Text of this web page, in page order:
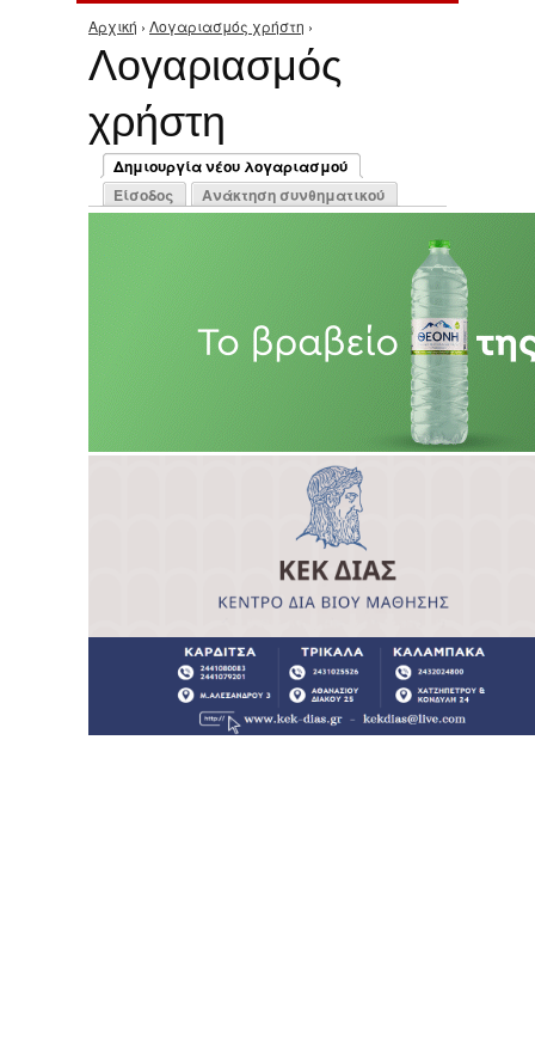
Είστε εδώ
Αρχική › Λογαριασμός χρήστη ›
Λογαριασμός
χρήστη
Πρωτεύουσες καρτέλες
Δημιουργία νέου λογαριασμού
(ενεργή καρτέλα)
Είσοδος Ανάκτηση συνθηματικού